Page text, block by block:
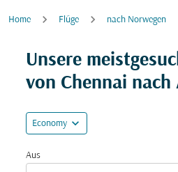
Home Flüge nach Norwegen
Unsere
von Chennai nach
Economy expand_more
Aus
Versuchen Sie, Ihre Route